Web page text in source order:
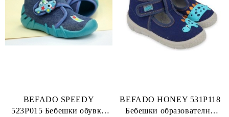
BEFADO SPEEDY
523P015 Бебешки обувки
BEFADO HONEY 531P118
Бебешки образователни